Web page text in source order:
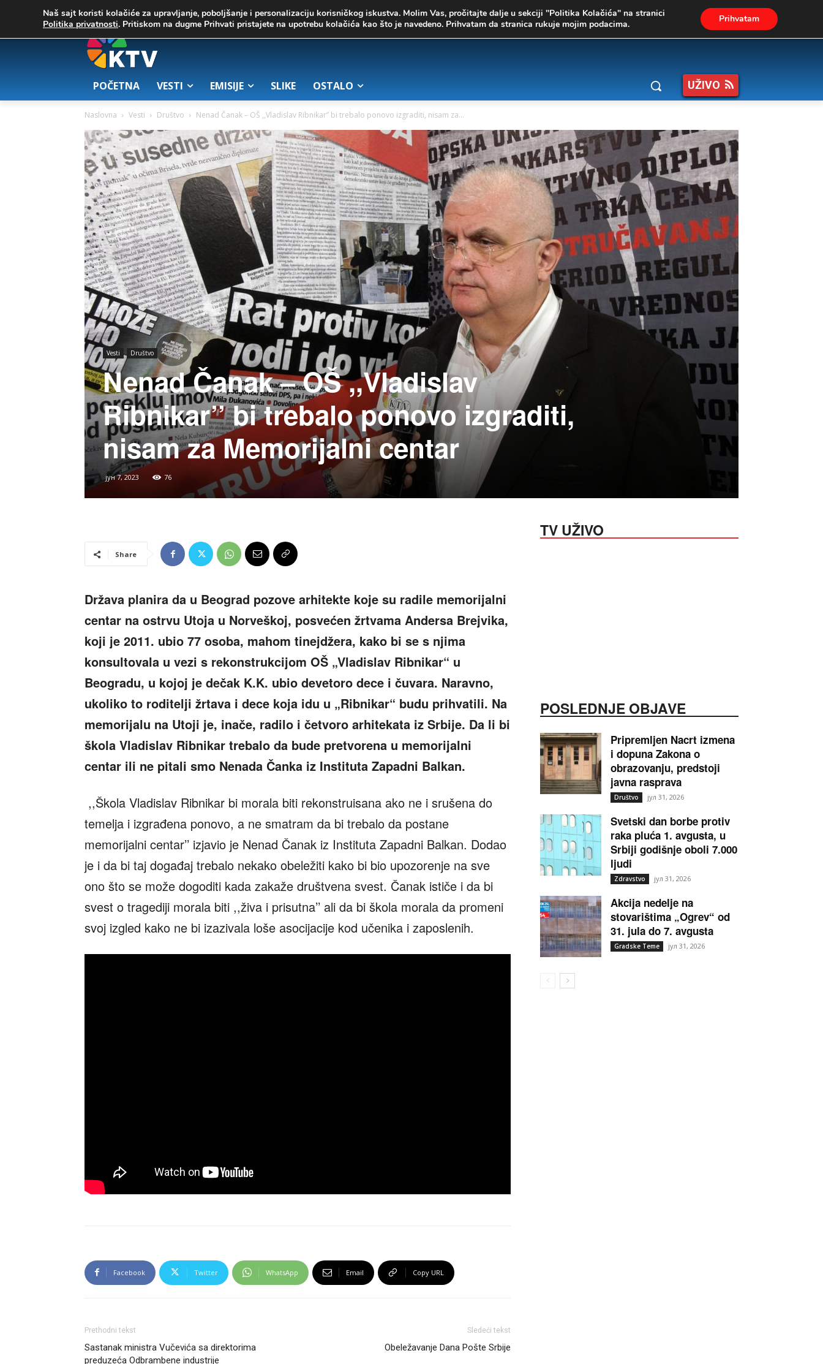
25.7 Zrenjanin 02. август 2026.
POČETNA VESTI EMISIJE SLIKE OSTALO UŽIVO
Naslovna Vesti Društvo Nenad Čanak – OŠ ,,Vladislav Ribnikar’’ bi trebalo ponovo izgraditi, nisam za...
Vesti Društvo
Nenad Čanak – OŠ ,,Vladislav
Ribnikar’’ bi trebalo ponovo izgraditi,
nisam za Memorijalni centar
јун 7, 2023 76
Share
Država planira da u Beograd pozove arhitekte koje su radile memorijalni
centar na ostrvu Utoja u Norveškoj, posvećen žrtvama Andersa Brejvika,
koji je 2011. ubio 77 osoba, mahom tinejdžera, kako bi se s njima
konsultovala u vezi s rekonstrukcijom OŠ „Vladislav Ribnikar“ u
Beogradu, u kojoj je dečak K.K. ubio devetoro dece i čuvara. Naravno,
ukoliko to roditelji žrtava i dece koja idu u „Ribnikar“ budu prihvatili. Na
memorijalu na Utoji je, inače, radilo i četvoro arhitekata iz Srbije. Da li bi
škola Vladislav Ribnikar trebalo da bude pretvorena u memorijalni
centar ili ne pitali smo Nenada Čanka iz Instituta Zapadni Balkan.
,,Škola Vladislav Ribnikar bi morala biti rekonstruisana ako ne i srušena do
temelja i izgrađena ponovo, a ne smatram da bi trebalo da postane
memorijalni centar’’ izjavio je Nenad Čanak iz Instituta Zapadni Balkan. Dodao
je i da bi taj događaj trebalo nekako obeležiti kako bi bio upozorenje na sve
ono što se može dogoditi kada zakaže društvena svest. Čanak ističe i da bi
svest o tragediji morala biti ,,živa i prisutna’’ ali da bi škola morala da promeni
svoj izgled kako ne bi izazivala loše asocijacije kod učenika i zaposlenih.
Facebook Twitter WhatsApp Email Copy URL
Prethodni tekst
Sastanak ministra Vučevića sa direktorima
preduzeća Odbrambene industrije
Sledeći tekst
Obeležavanje Dana Pošte Srbije
TV UŽIVO
POSLEDNJE OBJAVE
Pripremljen Nacrt izmena
i dopuna Zakona o
obrazovanju, predstoji
javna rasprava
Društvo јул 31, 2026
Svetski dan borbe protiv
raka pluća 1. avgusta, u
Srbiji godišnje oboli 7.000
ljudi
Zdravstvo јул 31, 2026
Akcija nedelje na
stovarištima „Ogrev“ od
31. jula do 7. avgusta
Gradske Teme јул 31, 2026
Naš sajt koristi kolačiće za upravljanje, poboljšanje i personalizaciju korisničkog iskustva. Molim Vas, pročitajte dalje u sekciji "Politika Kolačića" na stranici
Politika privatnosti. Pritiskom na dugme Prihvati pristajete na upotrebu kolačića kao što je navedeno. Prihvatam da stranica rukuje mojim podacima. Prihvatam